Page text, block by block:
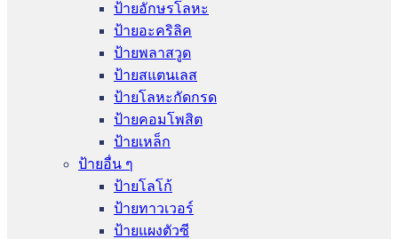
ป้ายอักษรโลหะ
ป้ายอะคริลิค
ป้ายพลาสวูด
ป้ายสแตนเลส
ป้ายโลหะกัดกรด
ป้ายคอมโพสิต
ป้ายเหล็ก
ป้ายอื่น ๆ
ป้ายโลโก้
ป้ายทาวเวอร์
ป้ายแผงตัวซี